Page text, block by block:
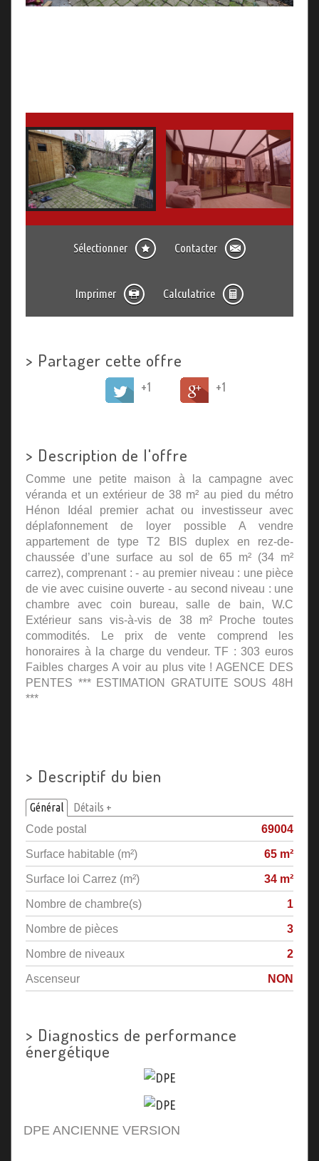
Sélectionner Contacter
Imprimer Calculatrice
> Partager cette offre
+1 +1
> Description de l'offre
Comme une petite maison à la campagne avec
véranda et un extérieur de 38 m² au pied du métro
Hénon Idéal premier achat ou investisseur avec
déplafonnement de loyer possible A vendre
appartement de type T2 BIS duplex en rez-de-
chaussée d’une surface au sol de 65 m² (34 m²
carrez), comprenant : - au premier niveau : une pièce
de vie avec cuisine ouverte - au second niveau : une
chambre avec coin bureau, salle de bain, W.C
Extérieur sans vis-à-vis de 38 m² Proche toutes
commodités. Le prix de vente comprend les
honoraires à la charge du vendeur. TF : 303 euros
Faibles charges A voir au plus vite ! AGENCE DES
PENTES *** ESTIMATION GRATUITE SOUS 48H
***
> Descriptif du bien
Général
Détails +
Code postal
69004
Surface habitable (m²)
65 m²
Surface loi Carrez (m²)
34 m²
Nombre de chambre(s)
1
Nombre de pièces
3
Nombre de niveaux
2
Ascenseur
NON
> Diagnostics de performance
énergétique
DPE ANCIENNE VERSION